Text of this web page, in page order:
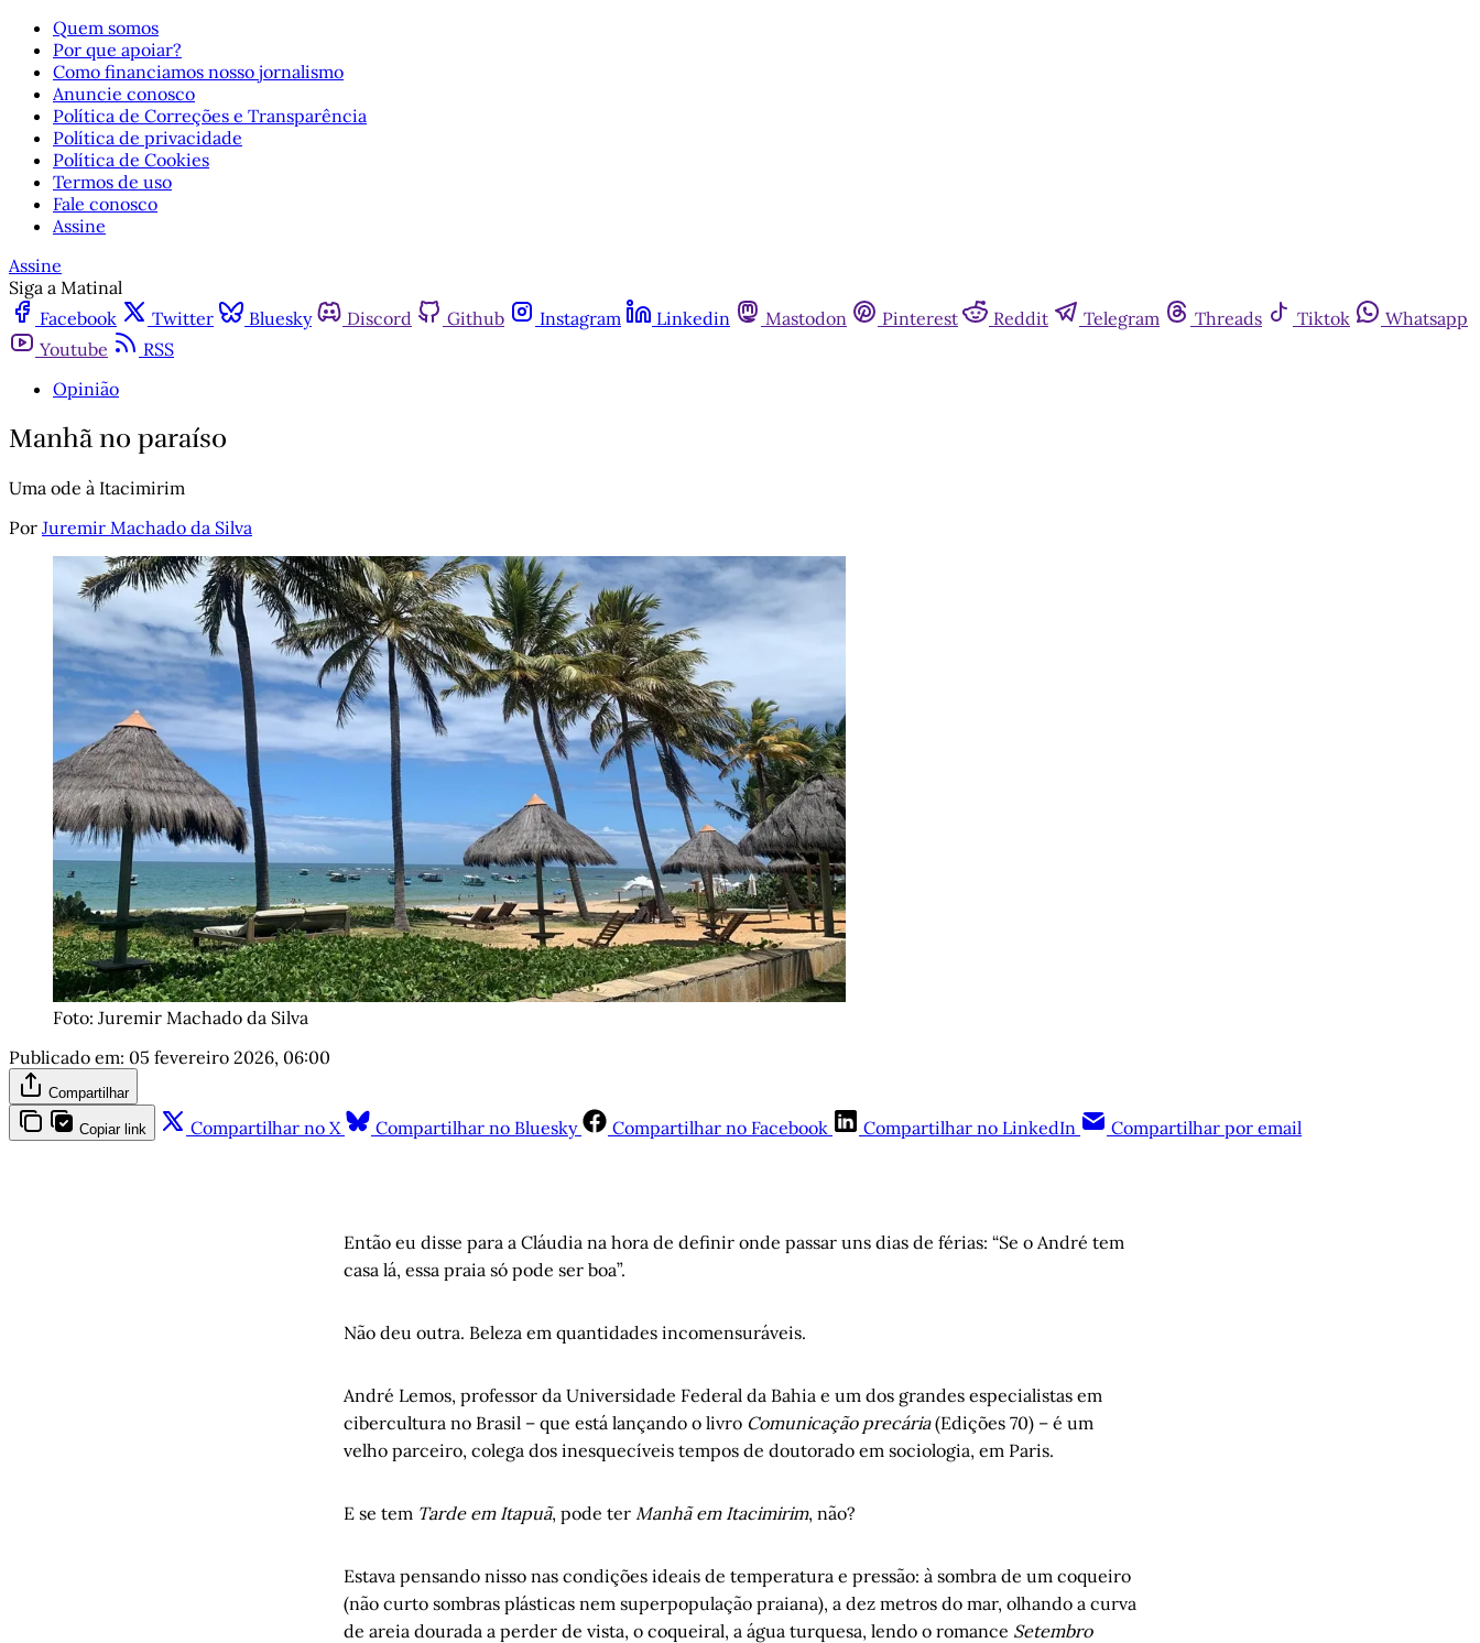
Quem somos
Por que apoiar?
Como financiamos nosso jornalismo
Anuncie conosco
Política de Correções e Transparência
Política de privacidade
Política de Cookies
Termos de uso
Fale conosco
Assine
Assine
Siga a Matinal
Facebook
Twitter Bluesky Discord Github Instagram Linkedin Mastodon Pinterest Reddit Telegram Threads Tiktok
Whatsapp
Youtube
RSS
Opinião
Manhã no paraíso
Uma ode à Itacimirim
Por Juremir Machado da Silva
Foto: Juremir Machado da Silva
Publicado em: 05 fevereiro 2026, 06:00
Compartilhar
Copiar link Compartilhar no X Compartilhar no Bluesky Compartilhar no Facebook Compartilhar no LinkedIn Compartilhar por email
Então eu disse para a Cláudia na hora de definir onde passar uns dias de férias: “Se o André tem
casa lá, essa praia só pode ser boa”.
Não deu outra. Beleza em quantidades incomensuráveis.
André Lemos, professor da Universidade Federal da Bahia e um dos grandes especialistas em
cibercultura no Brasil – que está lançando o livro Comunicação precária(Edições 70) – é um
velho parceiro, colega dos inesquecíveis tempos de doutorado em sociologia, em Paris.
E se tem Tarde em Itapuã, pode ter Manhã em Itacimirim, não?
Estava pensando nisso nas condições ideais de temperatura e pressão: à sombra de um coqueiro
(não curto sombras plásticas nem superpopulação praiana), a dez metros do mar, olhando a curva
de areia dourada a perder de vista, o coqueiral, a água turquesa, lendo o romance Setembro